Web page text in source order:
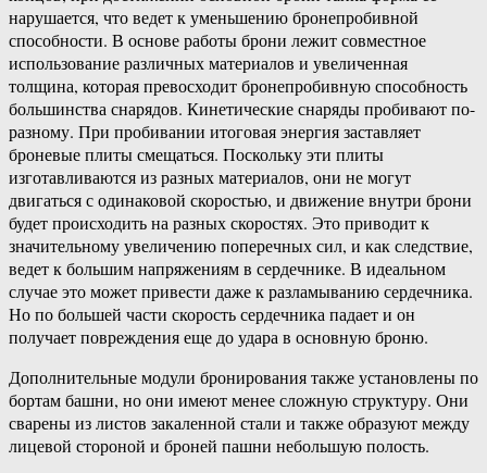
нарушается, что ведет к уменьшению бронепробивной
способности. В основе работы брони лежит совместное
использование различных материалов и увеличенная
толщина, которая превосходит бронепробивную способность
большинства снарядов. Кинетические снаряды пробивают по-
разному. При пробивании итоговая энергия заставляет
броневые плиты смещаться. Поскольку эти плиты
изготавливаются из разных материалов, они не могут
двигаться с одинаковой скоростью, и движение внутри брони
будет происходить на разных скоростях. Это приводит к
значительному увеличению поперечных сил, и как следствие,
ведет к большим напряжениям в сердечнике. В идеальном
случае это может привести даже к разламыванию сердечника.
Но по большей части скорость сердечника падает и он
получает повреждения еще до удара в основную броню.
Дополнительные модули бронирования также установлены по
бортам башни, но они имеют менее сложную структуру. Они
сварены из листов закаленной стали и также образуют между
лицевой стороной и броней пашни небольшую полость.